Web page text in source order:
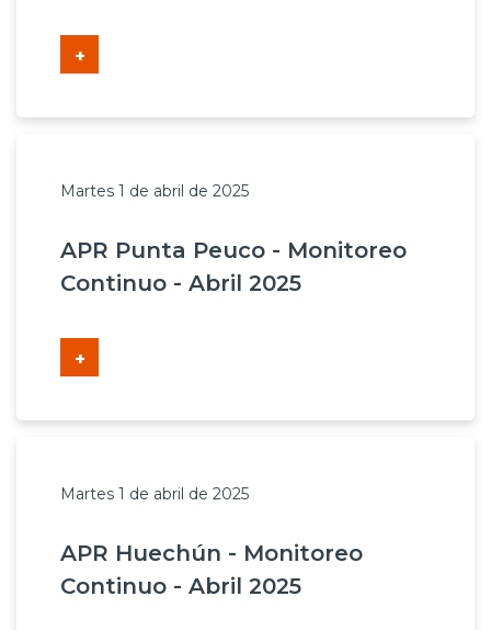
+
Martes 1 de abril de 2025
APR Punta Peuco - Monitoreo
Continuo - Abril 2025
+
Martes 1 de abril de 2025
APR Huechún - Monitoreo
Continuo - Abril 2025